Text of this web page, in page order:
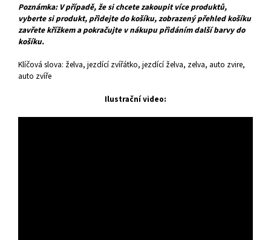
Poznámka: V případě, že si chcete zakoupit více produktů,
vyberte si produkt, přidejte do košíku, zobrazený přehled košíku
zavřete křížkem a pokračujte v nákupu přidáním další barvy do
košíku.
Klíčová slova: želva, jezdící zvířátko, jezdící želva, zelva, auto zvire,
auto zvíře
Ilustrační video: